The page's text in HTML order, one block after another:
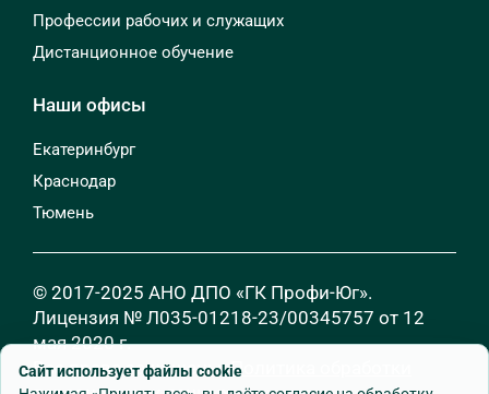
Профессии рабочих и служащих
Дистанционное обучение
Наши офисы
Екатеринбург
Краснодар
Тюмень
© 2017-2025 АНО ДПО «ГК Профи-Юг».
Лицензия № Л035-01218-23/00345757 от 12
мая 2020 г.
Все права защищены.Политика обработки
Сайт использует файлы cookie